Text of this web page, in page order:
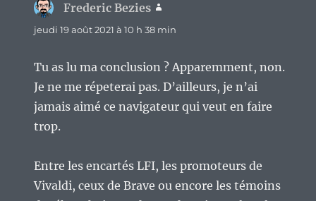
Frederic Bezies
jeudi 19 août 2021 à 10 h 38 min
Tu as lu ma conclusion ? Apparemment, non.
Je ne me répeterai pas. D’ailleurs, je n’ai
jamais aimé ce navigateur qui veut en faire
trop.
Entre les encartés LFI, les promoteurs de
Vivaldi, ceux de Brave ou encore les témoins